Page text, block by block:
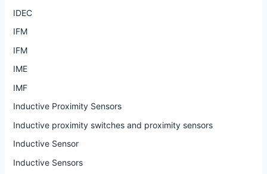
IDEC
IFM
IFM
IME
IMF
Inductive Proximity Sensors
Inductive proximity switches and proximity sensors
Inductive Sensor
Inductive Sensors